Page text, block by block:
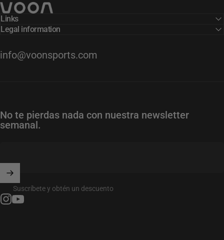
Voon Sports
Links
Legal information
info@voonsports.com
No te pierdas nada con nuestra newsletter
semanal.
Suscríbete y obtén un descuento